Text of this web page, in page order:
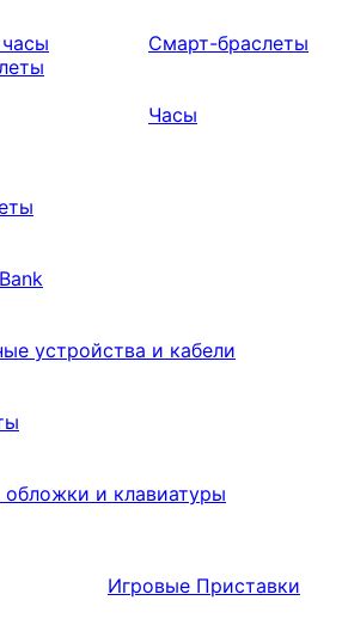
Смарт-браслеты
Часы
устройства и кабели
обложки и клавиатуры
Игровые Приставки